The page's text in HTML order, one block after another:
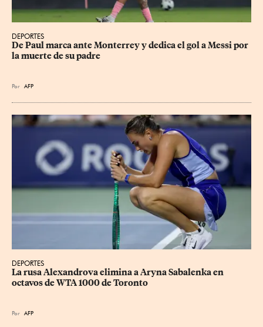
DEPORTES
De Paul marca ante Monterrey y dedica el gol a Messi por
la muerte de su padre
Por AFP
DEPORTES
La rusa Alexandrova elimina a Aryna Sabalenka en
octavos de WTA 1000 de Toronto
Por AFP